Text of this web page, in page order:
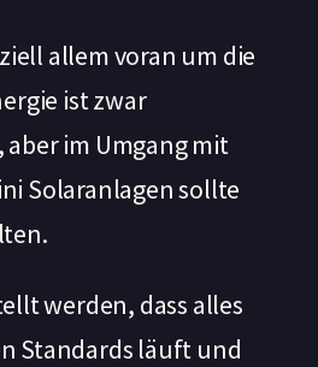
allem voran um die
ist zwar
im Umgang mit
Solaranlagen sollte
werden, dass alles
Standards läuft und